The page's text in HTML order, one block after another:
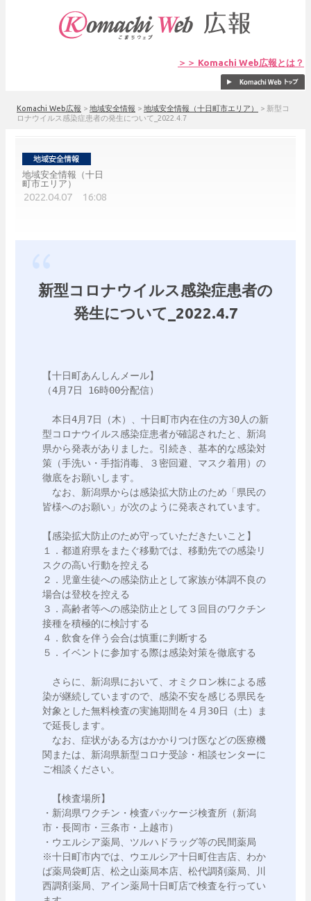
＞＞ Komachi Web広報とは？
Komachi Web広報 > 地域安全情報 > 地域安全情報（十日町市エリア） > 新型コ
ロナウイルス感染症患者の発生について_2022.4.7
地域安全情報（十日
町市エリア）
2022.04.07 16:08
新型コロナウイルス感染症患者の
発生について_2022.4.7
【十日町あんしんメール】
（4月7日 16時00分配信）
本日4月7日（木）、十日町市内在住の方30人の新
型コロナウイルス感染症患者が確認されたと、新潟
県から発表がありました。引続き、基本的な感染対
策（手洗い・手指消毒、３密回避、マスク着用）の
徹底をお願いします。
なお、新潟県からは感染拡大防止のため「県民の
皆様へのお願い」が次のように発表されています。
【感染拡大防止のため守っていただきたいこと】
１．都道府県をまたぐ移動では、移動先での感染リ
スクの高い行動を控える
２．児童生徒への感染防止として家族が体調不良の
場合は登校を控える
３．高齢者等への感染防止として３回目のワクチン
接種を積極的に検討する
４．飲食を伴う会合は慎重に判断する
５．イベントに参加する際は感染対策を徹底する
さらに、新潟県において、オミクロン株による感
染が継続していますので、感染不安を感じる県民を
対象とした無料検査の実施期間を４月30日（土）ま
で延長します。
なお、症状がある方はかかりつけ医などの医療機
関または、新潟県新型コロナ受診・相談センターに
ご相談ください。
【検査場所】
・新潟県ワクチン・検査パッケージ検査所（新潟
市・長岡市・三条市・上越市）
・ウエルシア薬局、ツルハドラッグ等の民間薬局
※十日町市内では、ウエルシア十日町住吉店、わか
ば薬局袋町店、松之山薬局本店、松代調剤薬局、川
西調剤薬局、アイン薬局十日町店で検査を行ってい